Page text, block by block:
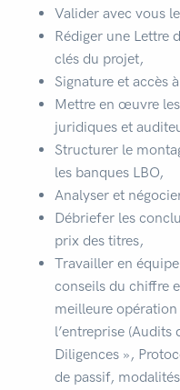
Valider avec vous
Rédiger une Lettre
clés du projet,
Signature et accès
Mettre en œuvre
juridiques et
Structurer le
les banques LBO,
Analyser et
Débriefer les
prix des titres,
Travailler en
conseils du chiffre
meilleure
l’entreprise (Audits
Diligences »,
de passif,